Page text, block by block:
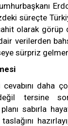
süreçte
olarak görüp
verilerden
sürpriz
daha
tersine
sabırla